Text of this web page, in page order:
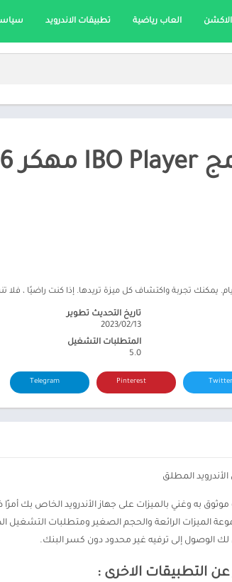
العاب رياضية تطبيقات الاندرويد
تاريخ التحديث تطوير
13‏/02‏/2023
المتطلبات التشغيل
5.0
المطلق
الوصول إلى ترفيه غير محدود دون كسر البنك.